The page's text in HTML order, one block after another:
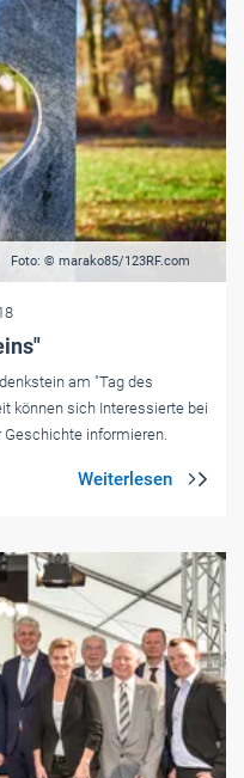
Foto: © marako85/123RF.com
am "Tag des
können sich Interessierte bei
informieren.